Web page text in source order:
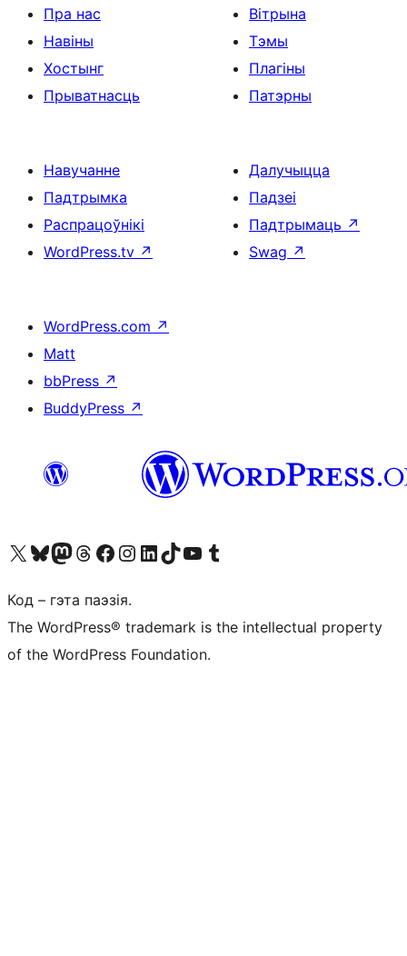
Пра нас
Навіны
Хостынг
Прыватнасць
Вітрына
Тэмы
Плагіны
Патэрны
Навучанне
Падтрымка
Распрацоўнікі
WordPress.tv ↗
Далучыцца
Падзеі
Падтрымаць ↗
Swag ↗
WordPress.com ↗
Matt
bbPress ↗
BuddyPress ↗
Наведайце наш акаўнт у X (былы Twitter)
Visit our Bluesky account
Visit our Mastodon account
Visit our Threads account
Наведаеце нашу старонку на Facebook
Наведайце наш Instagram
Наведайце нашу старонку ў LinkedIn
Visit our TikTok account
Наведайце наш YouTube каналVisit our Tumblr account
Код – гэта паэзія.
The WordPress® trademark is the intellectual property
of the WordPress Foundation.